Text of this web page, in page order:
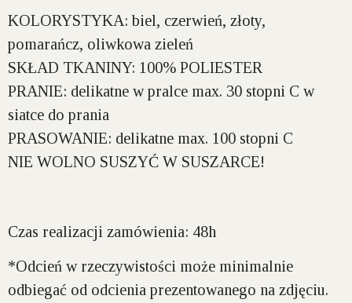
KOLORYSTYKA: biel, czerwień, złoty,
pomarańcz, oliwkowa zieleń
SKŁAD TKANINY: 100% POLIESTER
PRANIE: delikatne w pralce max. 30 stopni C w
siatce do prania
PRASOWANIE: delikatne max. 100 stopni C
NIE WOLNO SUSZYĆ W SUSZARCE!
Czas realizacji zamówienia: 48h
*Odcień w rzeczywistości może minimalnie
odbiegać od odcienia prezentowanego na zdjęciu.